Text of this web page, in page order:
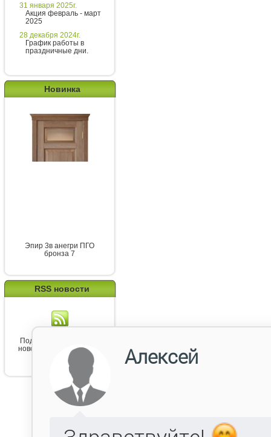
31 января 2025г.
Акция февраль - март
2025
28 декабря 2024г.
График работы в
праздничные дни.
Новинка
Эпир 3в анегри ПГО
бронза 7
RSS новости
Подпишитесь на канал
новостей от Belorawood
Введите сообщение